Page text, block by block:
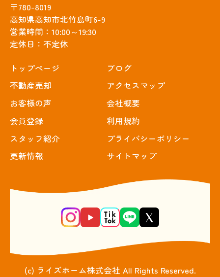
〒780-8019
高知県高知市北竹島町6-9
営業時間：10:00～19:30
定休日：不定休
トップぺージ
不動産売却
お客様の声
会員登録
スタッフ紹介
更新情報
ブログ
アクセスマップ
会社概要
利用規約
プライバシーポリシー
サイトマップ
(c) ライズホーム株式会社 All Rights Reserved.